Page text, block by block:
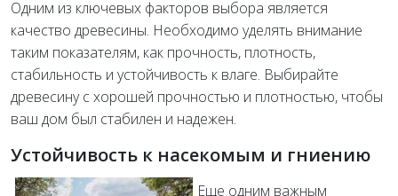
Одним из ключевых факторов выбора является
качество древесины. Необходимо уделять внимание
таким показателям, как прочность, плотность,
стабильность и устойчивость к влаге. Выбирайте
древесину с хорошей прочностью и плотностью, чтобы
ваш дом был стабилен и надежен.
Устойчивость к насекомым и гниению
Еще одним важным